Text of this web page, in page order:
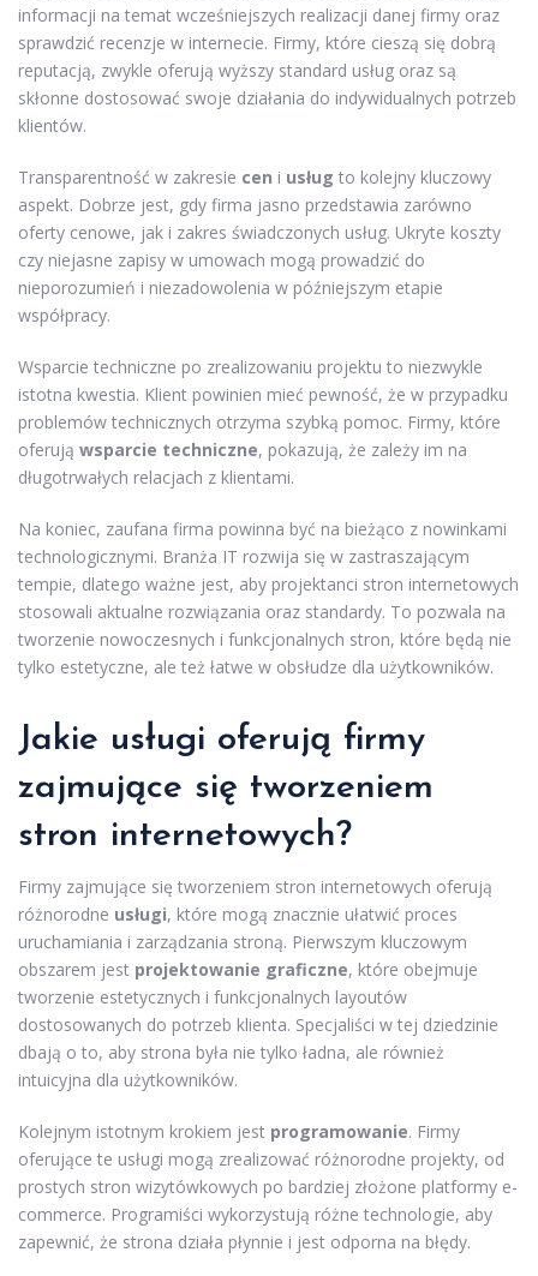
informacji na temat wcześniejszych realizacji danej firmy oraz
sprawdzić recenzje w internecie. Firmy, które cieszą się dobrą
reputacją, zwykle oferują wyższy standard usług oraz są
skłonne dostosować swoje działania do indywidualnych potrzeb
klientów.
Transparentność w zakresie cen i usług to kolejny kluczowy
aspekt. Dobrze jest, gdy firma jasno przedstawia zarówno
oferty cenowe, jak i zakres świadczonych usług. Ukryte koszty
czy niejasne zapisy w umowach mogą prowadzić do
nieporozumień i niezadowolenia w późniejszym etapie
współpracy.
Wsparcie techniczne po zrealizowaniu projektu to niezwykle
istotna kwestia. Klient powinien mieć pewność, że w przypadku
problemów technicznych otrzyma szybką pomoc. Firmy, które
oferują wsparcie techniczne, pokazują, że zależy im na
długotrwałych relacjach z klientami.
Na koniec, zaufana firma powinna być na bieżąco z nowinkami
technologicznymi. Branża IT rozwija się w zastraszającym
tempie, dlatego ważne jest, aby projektanci stron internetowych
stosowali aktualne rozwiązania oraz standardy. To pozwala na
tworzenie nowoczesnych i funkcjonalnych stron, które będą nie
tylko estetyczne, ale też łatwe w obsłudze dla użytkowników.
Jakie usługi oferują firmy
zajmujące się tworzeniem
stron internetowych?
Firmy zajmujące się tworzeniem stron internetowych oferują
różnorodne usługi, które mogą znacznie ułatwić proces
uruchamiania i zarządzania stroną. Pierwszym kluczowym
obszarem jest projektowanie graficzne, które obejmuje
tworzenie estetycznych i funkcjonalnych layoutów
dostosowanych do potrzeb klienta. Specjaliści w tej dziedzinie
dbają o to, aby strona była nie tylko ładna, ale również
intuicyjna dla użytkowników.
Kolejnym istotnym krokiem jest programowanie. Firmy
oferujące te usługi mogą zrealizować różnorodne projekty, od
prostych stron wizytówkowych po bardziej złożone platformy e-
commerce. Programiści wykorzystują różne technologie, aby
zapewnić, że strona działa płynnie i jest odporna na błędy.